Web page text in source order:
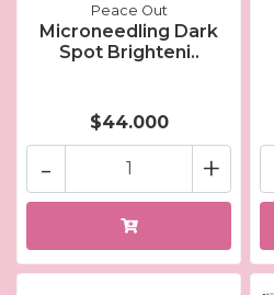
Peace Out
Microneedling Dark
Spot Brighteni..
$44.000
+
-